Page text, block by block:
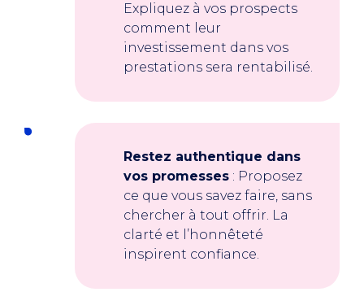
Expliquez à vos prospects
comment leur
investissement dans vos
prestations sera rentabilisé.
Restez authentique dans
vos promesses : Proposez
ce que vous savez faire, sans
chercher à tout offrir. La
clarté et l’honnêteté
inspirent confiance.